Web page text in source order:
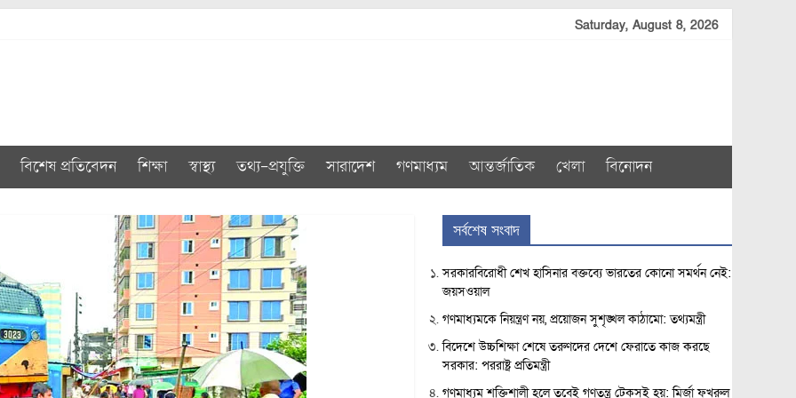
Saturday, August 8, 2026
বিশেষ প্রতিবেদন শিক্ষা স্বাস্থ্য তথ্য-প্রযুক্তি সারাদেশ গণমাধ্যম আন্তর্জাতিক খেলা বিনোদন
সর্বশেষ সংবাদ
সরকারবিরোধী শেখ হাসিনার বক্তব্যে ভারতের কোনো সমর্থন নেই:
জয়সওয়াল
গণমাধ্যমকে নিয়ন্ত্রণ নয়, প্রয়োজন সুশৃঙ্খল কাঠামো: তথ্যমন্ত্রী
বিদেশে উচ্চশিক্ষা শেষে তরুণদের দেশে ফেরাতে কাজ করছে
সরকার: পররাষ্ট্র প্রতিমন্ত্রী
গণমাধ্যম শক্তিশালী হলে তবেই গণতন্ত্র টেকসই হয়: মির্জা ফখরুল